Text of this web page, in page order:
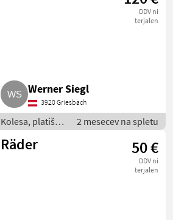
DDV ni
terjalen
Werner Siegl
3920 Griesbach
Kolesa, platišča
in pnevmatike /
Komplet kolesa
2 mesecev na spletu
Räder 50 €
DDV ni
terjalen